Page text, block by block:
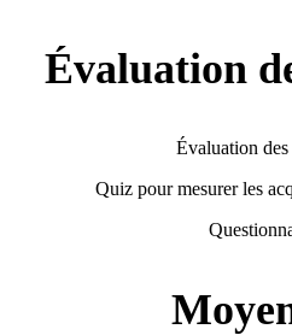
Évaluation
Évaluation
Quiz pour mesurer les